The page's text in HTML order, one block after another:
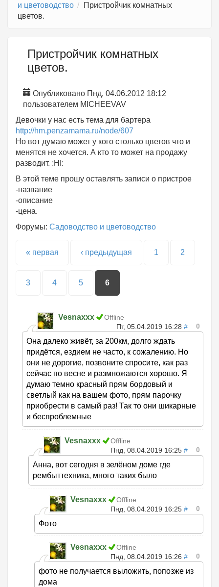
и цветоводство
Пристройчик комнатных
цветов.
Пристройчик комнатных
цветов.
Опубликовано Пнд, 04.06.2012 18:12
пользователем MICHEEVAV
Девочки у нас есть тема для бартера
http://hm.penzamama.ru/node/607
Но вот думаю может у кого столько цветов что и
менятся не хочется. А кто то может на продажу
разводит. :HI:
В этой теме прошу оставлять записи о пристрое
-название
-описание
-цена.
Форумы: Садоводство и цветоводство
Страницы
« первая ‹ предыдущая 1 2
3 4 5 6
Vesnaxxx
Offline
Пт, 05.04.2019 16:28 # 0
Она далеко живёт, за 200км, долго ждать
придётся, ездием не часто, к сожалению. Но
они не дорогие, позвоните спросите, как раз
сейчас по весне и размножаются хорошо. Я
думаю темно красный прям бордовый и
светлый как на вашем фото, прям парочку
приобрести в самый раз! Так то они шикарные
и беспроблемные
Vesnaxxx
Offline
Пнд, 08.04.2019 16:25 # 0
Анна, вот сегодня в зелёном доме где
рембыттехника, много таких было
Vesnaxxx
Offline
Пнд, 08.04.2019 16:25 # 0
Фото
Vesnaxxx
Offline
Пнд, 08.04.2019 16:26 # 0
фото не получается выложить, попозже из
дома